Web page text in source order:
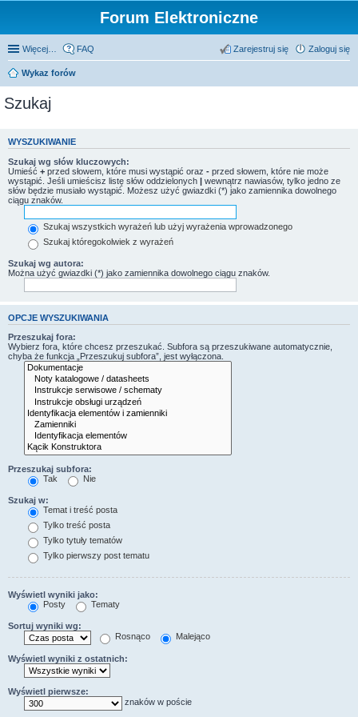
Forum Elektroniczne
Więcej… FAQ Zaloguj się
Zarejestruj się
Wykaz forów
Szukaj
WYSZUKIWANIE
Szukaj wg słów kluczowych:
Umieść + przed słowem, które musi wystąpić oraz - przed słowem, które nie może
wystąpić. Jeśli umieścisz listę słów oddzielonych | wewnątrz nawiasów, tylko jedno ze
słów będzie musiało wystąpić. Możesz użyć gwiazdki (*) jako zamiennika dowolnego
ciągu znaków.
Szukaj wszystkich wyrażeń lub użyj wyrażenia wprowadzonego
Szukaj któregokolwiek z wyrażeń
Szukaj wg autora:
Można użyć gwiazdki (*) jako zamiennika dowolnego ciągu znaków.
OPCJE WYSZUKIWANIA
Przeszukaj fora:
Wybierz fora, które chcesz przeszukać. Subfora są przeszukiwane automatycznie,
chyba że funkcja „Przeszukuj subfora”, jest wyłączona.
Przeszukaj subfora:
Tak
Nie
Szukaj w:
Temat i treść posta
Tylko treść posta
Tylko tytuły tematów
Tylko pierwszy post tematu
Wyświetl wyniki jako:
Posty
Tematy
Sortuj wyniki wg:
Rosnąco
Malejąco
Wyświetl wyniki z ostatnich:
Wyświetl pierwsze:
znaków w poście